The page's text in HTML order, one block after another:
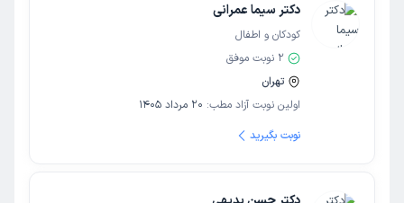
دکتر سیما عمرانی
کودکان و اطفال
2 نوبت موفق
تهران
اولین نوبت آزاد مطب: 20 مرداد 1405
نوبت بگیرید